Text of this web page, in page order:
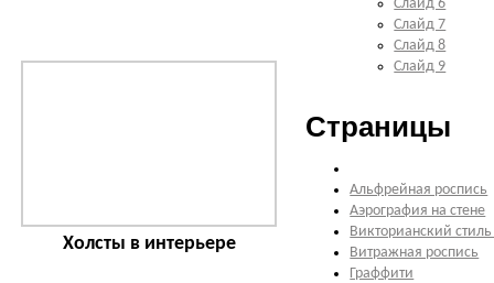
Холсты в интерьере
Слайд 6
Слайд 7
Слайд 8
Слайд 9
Страницы
Альфрейная роспись
Аэрография на стене
Викторианский
Витражная роспись
Граффити